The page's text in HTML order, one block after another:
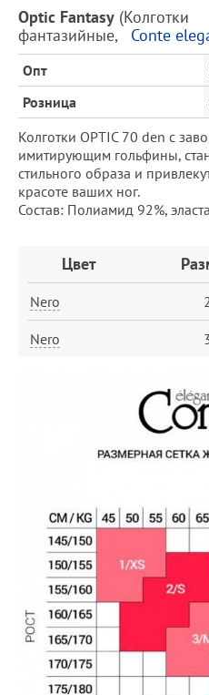
Описание
товара
и
цена
Optic Fantasy (Колготки
фантазийные, Conte
Опт
Розница
Колготки OPTIC 70 den с
имитирующим гольфины,
стильного образа и
красоте ваших ног.
Состав: Полиамид 92%,
ЗаказЦвет
Nero 2
Nero